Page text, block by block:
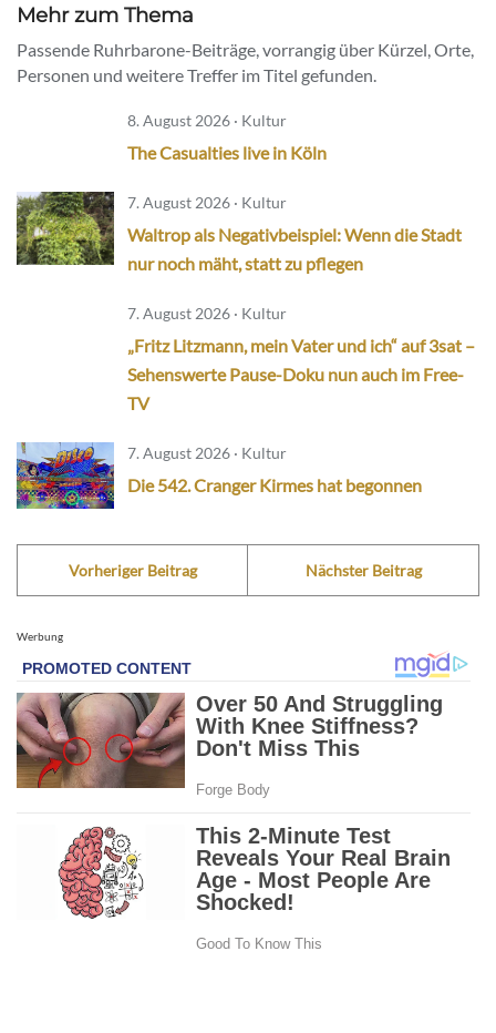
Mehr zum Thema
Passende Ruhrbarone-Beiträge, vorrangig über Kürzel, Orte,
Personen und weitere Treffer im Titel gefunden.
8. August 2026 · Kultur
The Casualties live in Köln
7. August 2026 · Kultur
Waltrop als Negativbeispiel: Wenn die Stadt
nur noch mäht, statt zu pflegen
7. August 2026 · Kultur
„Fritz Litzmann, mein Vater und ich“ auf 3sat –
Sehenswerte Pause-Doku nun auch im Free-
TV
7. August 2026 · Kultur
Die 542. Cranger Kirmes hat begonnen
Vorheriger Beitrag Nächster Beitrag
Werbung